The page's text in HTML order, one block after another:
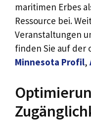
maritimen Erbes
Ressource bei.
Veranstaltungen
finden Sie auf der
Minnesota Profil,